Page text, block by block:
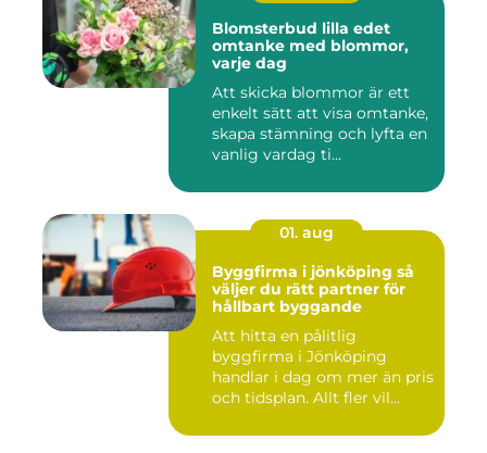
Blomsterbud lilla edet
omtanke med blommor,
varje dag
Att skicka blommor är ett
enkelt sätt att visa omtanke,
skapa stämning och lyfta en
vanlig vardag ti...
01. aug
Byggfirma i jönköping så
väljer du rätt partner för
hållbart byggande
Att hitta en pålitlig
byggfirma i Jönköping
handlar i dag om mer än pris
och tidsplan. Allt fler vil...